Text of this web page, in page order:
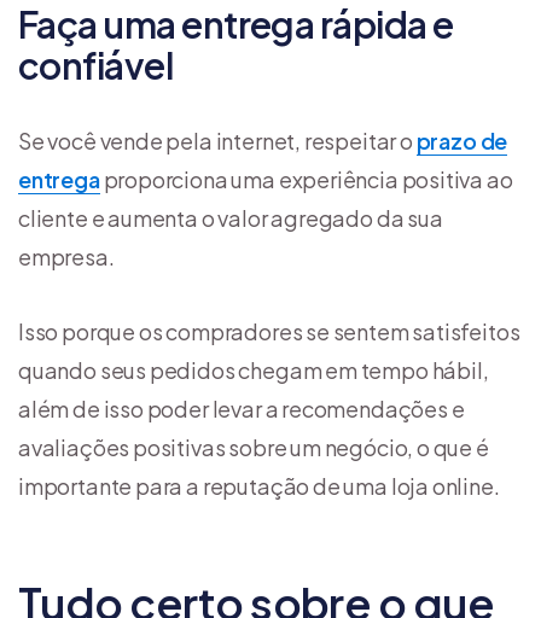
Faça uma entrega rápida e
confiável
Se você vende pela internet, respeitar o prazo de
entregaproporciona uma experiência positiva ao
cliente e aumenta o valor agregado da sua
empresa.
Isso porque os compradores se sentem satisfeitos
quando seus pedidos chegam em tempo hábil,
além de isso poder levar a recomendações e
avaliações positivas sobre um negócio, o que é
importante para a reputação de uma loja online.
Tudo certo sobre o que